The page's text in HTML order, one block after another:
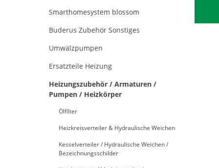
Smarthomesystem blossom
Buderus Zubehör Sonstiges
Umwälzpumpen
Ersatzteile Heizung
Heizungszubehör / Armaturen /
Pumpen / Heizkörper
Ölfilter
Heizkreisverteiler & Hydraulische Weichen
Kesselverteiler / Hydraulische Weichen /
Bezeichnungsschilder